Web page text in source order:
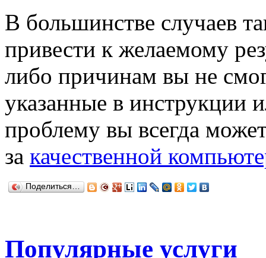
В большинстве случаев
привести к желаемому
либо причинам вы не
указанные в инструкции
проблему вы всегда
за качественной
Поделиться…
Популярные услуги